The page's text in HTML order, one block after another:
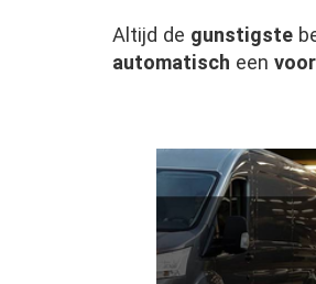
Altijd de gunstigste
automatisch een